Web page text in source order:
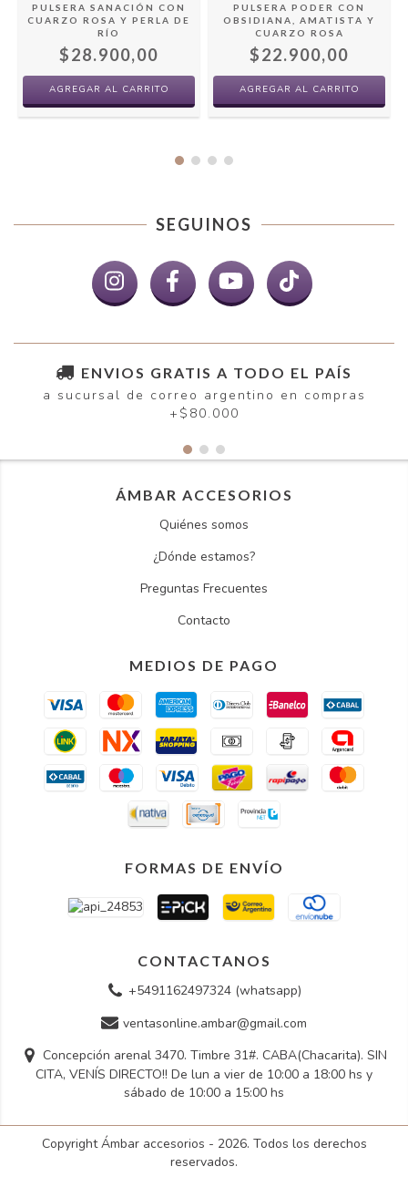
PULSERA SANACIÓN CON
CUARZO ROSA Y PERLA DE
RÍO
$28.900,00
PULSERA PODER CON
OBSIDIANA, AMATISTA Y
CUARZO ROSA
$22.900,00
SEGUINOS
ENVIOS GRATIS A TODO EL PAÍS
a sucursal de correo argentino en compras
+$80.000
ÁMBAR ACCESORIOS
Quiénes somos
¿Dónde estamos?
Preguntas Frecuentes
Contacto
MEDIOS DE PAGO
FORMAS DE ENVÍO
CONTACTANOS
+5491162497324 (whatsapp)
ventasonline.ambar@gmail.com
Concepción arenal 3470. Timbre 31#. CABA(Chacarita). SIN
CITA, VENÍS DIRECTO!! De lun a vier de 10:00 a 18:00 hs y
sábado de 10:00 a 15:00 hs
Copyright Ámbar accesorios - 2026. Todos los derechos
reservados.